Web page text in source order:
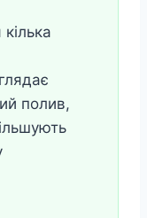
полив,